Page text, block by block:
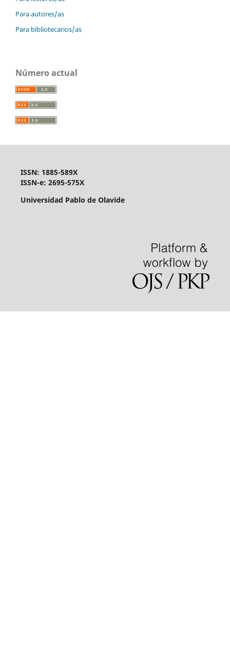
Para autores/as
Para bibliotecarios/as
Número actual
ISSN: 1885-589X
ISSN-e: 2695-575X
Universidad Pablo de Olavide